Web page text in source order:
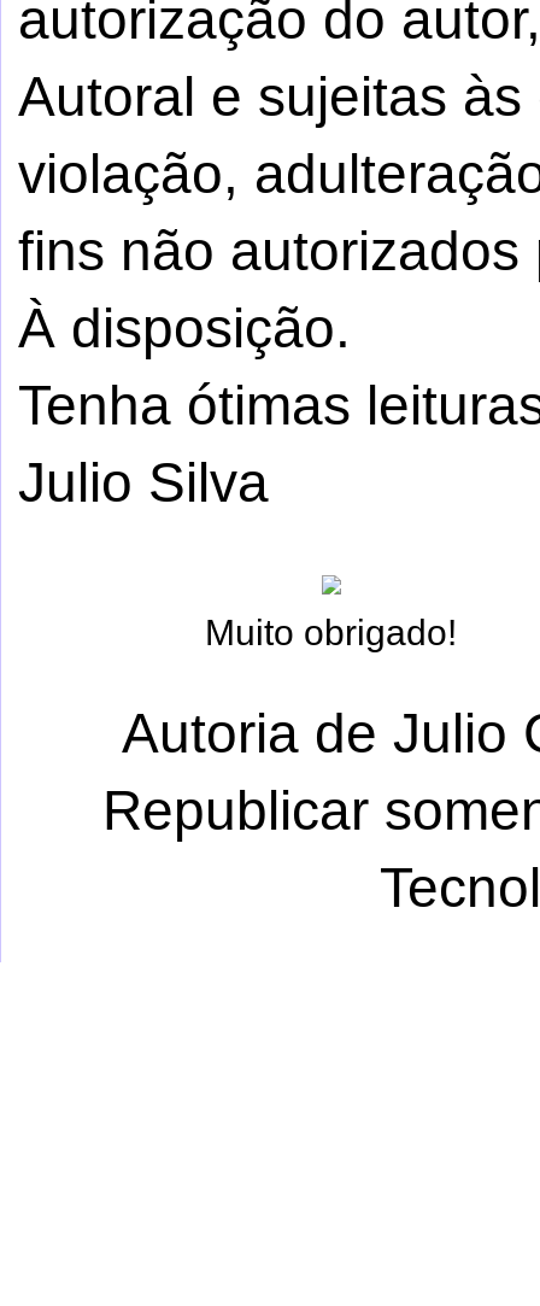
autorização do
Autoral e sujeitas
violação,
fins não autorizados
À disposição.
Tenha ótimas
Julio Silva
Muito obrigado!
Autoria de Julio
Republicar